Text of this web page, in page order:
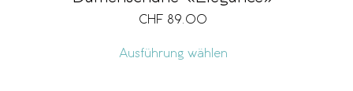
CHF 89.00
Ausführung wählen